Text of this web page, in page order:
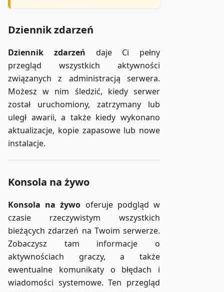
Dziennik zdarzeń
Dziennik zdarzeń daje Ci pełny
przegląd wszystkich aktywności
związanych z administracją serwera.
Możesz w nim śledzić, kiedy serwer
został uruchomiony, zatrzymany lub
uległ awarii, a także kiedy wykonano
aktualizacje, kopie zapasowe lub nowe
instalacje.
Konsola na żywo
Konsola na żywo oferuje podgląd w
czasie rzeczywistym wszystkich
bieżących zdarzeń na Twoim serwerze.
Zobaczysz tam informacje o
aktywnościach graczy, a także
ewentualne komunikaty o błędach i
wiadomości systemowe. Ten przegląd